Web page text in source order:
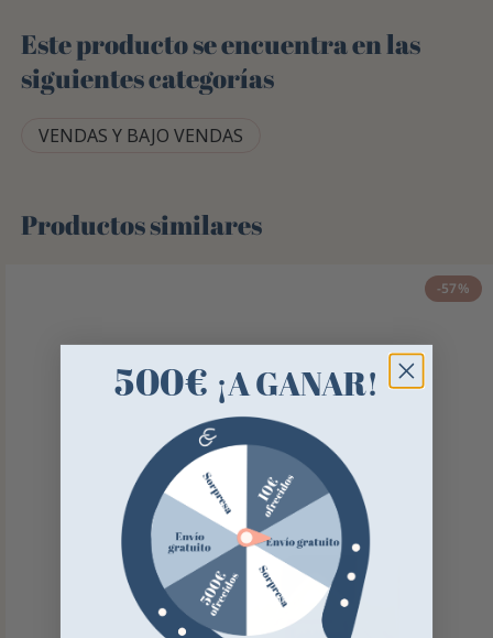
Este producto se encuentra en las
siguientes categorías
VENDAS Y BAJO VENDAS
Productos similares
-57%
500€ ¡A GANAR!